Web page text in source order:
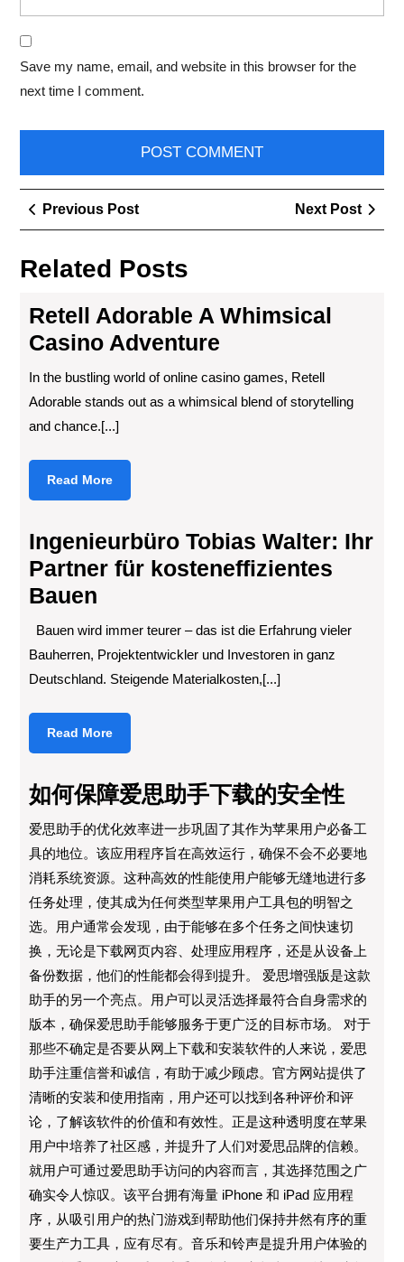
Save my name, email, and website in this browser for the
next time I comment.
Post
navigation
Previous PostPrevious
Post
Next Post
Next
Post
Related Posts
Retell Adorable A Whimsical
Casino Adventure
In the bustling world of online casino games, Retell
Adorable stands out as a whimsical blend of storytelling
and chance.[...]
Read MoreRead
More
Ingenieurbüro Tobias Walter: Ihr
Partner für kosteneffizientes
Bauen
Bauen wird immer teurer – das ist die Erfahrung vieler
Bauherren, Projektentwickler und Investoren in ganz
Deutschland. Steigende Materialkosten,[...]
Read MoreRead
More
如何保障爱思助手下载的安全性
爱思助手的优化效率进一步巩固了其作为苹果用户必备工
具的地位。该应用程序旨在高效运行，确保不会不必要地
消耗系统资源。这种高效的性能使用户能够无缝地进行多
任务处理，使其成为任何类型苹果用户工具包的明智之
选。用户通常会发现，由于能够在多个任务之间快速切
换，无论是下载网页内容、处理应用程序，还是从设备上
备份数据，他们的性能都会得到提升。 爱思增强版是这款
助手的另一个亮点。用户可以灵活选择最符合自身需求的
版本，确保爱思助手能够服务于更广泛的目标市场。 对于
那些不确定是否要从网上下载和安装软件的人来说，爱思
助手注重信誉和诚信，有助于减少顾虑。官方网站提供了
清晰的安装和使用指南，用户还可以找到各种评价和评
论，了解该软件的价值和有效性。正是这种透明度在苹果
用户中培养了社区感，并提升了人们对爱思品牌的信赖。
就用户可通过爱思助手访问的内容而言，其选择范围之广
确实令人惊叹。该平台拥有海量 iPhone 和 iPad 应用程
序，从吸引用户的热门游戏到帮助他们保持井然有序的重
要生产力工具，应有尽有。音乐和铃声是提升用户体验的